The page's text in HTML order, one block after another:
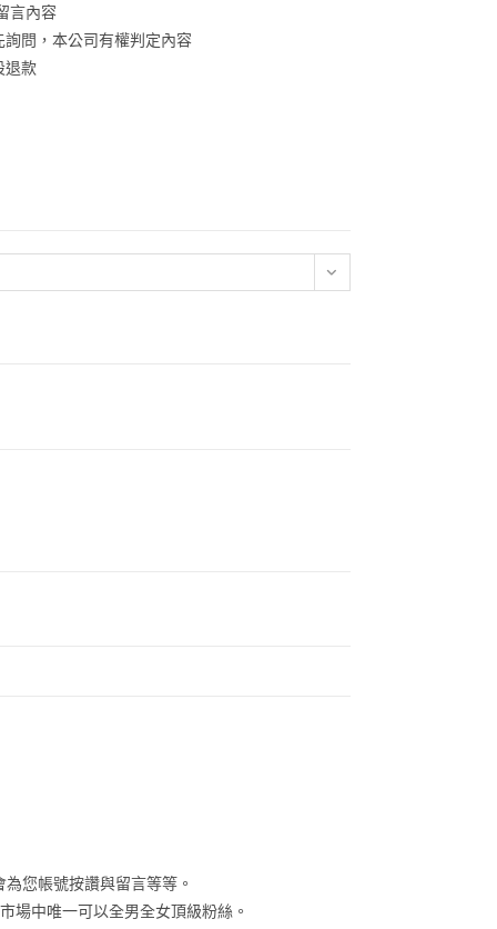
言內容
問，本公司有權判定內容
退款
您帳號按讚與留言等等。
場中唯一可以全男全女頂級粉絲。